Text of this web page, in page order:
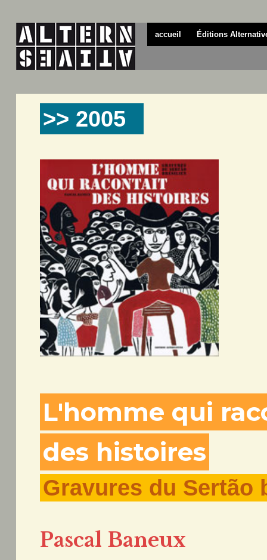
accueil Éditions
>> 2005
L'homme qui
des histoires
Gravures du Sertão
Pascal Baneux